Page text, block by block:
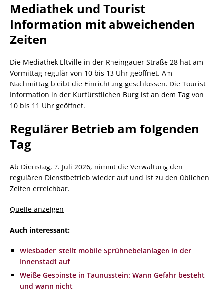
Mediathek und Tourist
Information mit abweichenden
Zeiten
Die Mediathek Eltville in der Rheingauer Straße 28 hat am
Vormittag regulär von 10 bis 13 Uhr geöffnet. Am
Nachmittag bleibt die Einrichtung geschlossen. Die Tourist
Information in der Kurfürstlichen Burg ist an dem Tag von
10 bis 11 Uhr geöffnet.
Regulärer Betrieb am folgenden
Tag
Ab Dienstag, 7. Juli 2026, nimmt die Verwaltung den
regulären Dienstbetrieb wieder auf und ist zu den üblichen
Zeiten erreichbar.
Quelle anzeigen
Auch interessant:
Wiesbaden stellt mobile Sprühnebelanlagen in der
Innenstadt auf
Weiße Gespinste in Taunusstein: Wann Gefahr besteht
und wann nicht